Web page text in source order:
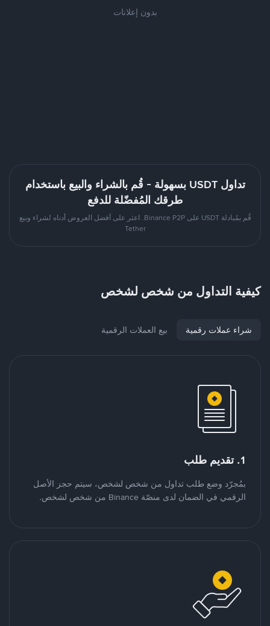
بدون إعلانات
تداول USDT بسهولة - قُم بالشراء والبيع باستخدام
طرقك المُفضّلة للدفع
قُم بمُبادلة USDT على Binance P2P. اعثر على أفضل العروض أدناه لشراء وبيع
Tether
كيفية التداول من شخص لشخص
شراء عملات رقمية بيع العملات الرقمية
1. تقديم طلب
بمُجرّد وضع طلب تداول من شخص لشخص، سيتم حجز الأصل
الرقمي في الضمان لدى منصّة Binance من شخص لشخص.